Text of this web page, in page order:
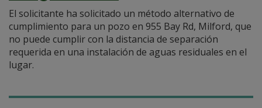
El solicitante ha solicitado un método alternativo de
cumplimiento para un pozo en 955 Bay Rd, Milford, que
no puede cumplir con la distancia de separación
requerida en una instalación de aguas residuales en el
lugar.